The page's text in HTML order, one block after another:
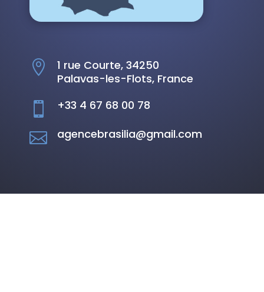

1 rue Courte, 34250
Palavas-les-Flots, France
 +33 4 67 68 00 78
 agencebrasilia@gmail.com